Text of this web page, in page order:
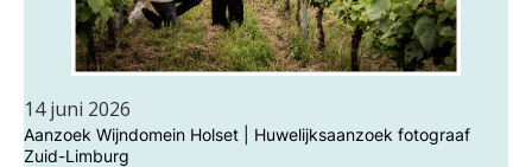
14 juni 2026
Aanzoek Wijndomein Holset | Huwelijksaanzoek fotograaf
Zuid-Limburg